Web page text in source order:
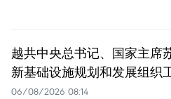
越共中央总书记、国家主席
新基础设施规划和发展组织
06/08/2026 08:14